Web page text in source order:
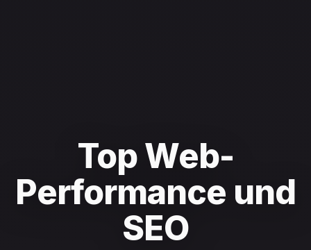
Top Web-
Performance und
SEO